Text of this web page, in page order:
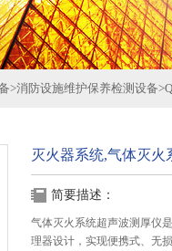
>消防设施维护保养检测设备>
灭火器系统,气体灭火
简要描述：
气体灭火系统超声波测厚仪
理器设计，实现便携式、无